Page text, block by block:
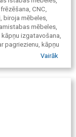
CNC,
biroja mēbeles,
mēbeles,
izgatavošana,
pagriezienu, kāpņu
3D, 2D,
koka CNC
durvis, masīvkoka
interjera dekori,
Vairāk